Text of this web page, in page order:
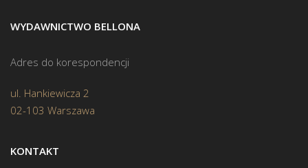
WYDAWNICTWO BELLONA
Adres do korespondencji
ul. Hankiewicza 2
02-103 Warszawa
KONTAKT